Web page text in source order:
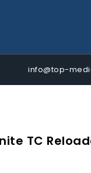
info@top-
TC